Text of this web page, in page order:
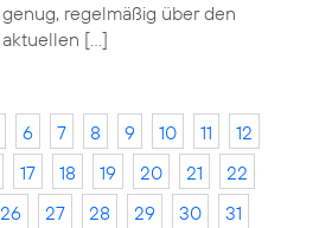
genug, regelmäßig über den
aktuellen […]
6 7 8 9 10 11
12
17 18 19 20 21
22
26 27 28 29 30
31